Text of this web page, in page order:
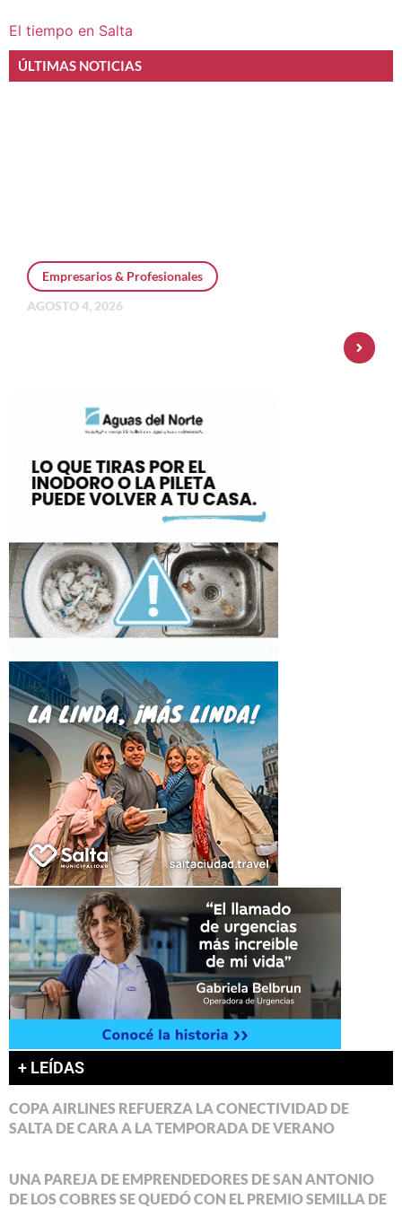
El tiempo en Salta
ÚLTIMAS NOTICIAS
Empresarios & Profesionales
AGOSTO 4, 2026
+ LEÍDAS
COPA AIRLINES REFUERZA LA CONECTIVIDAD DE
SALTA DE CARA A LA TEMPORADA DE VERANO
UNA PAREJA DE EMPRENDEDORES DE SAN ANTONIO
DE LOS COBRES SE QUEDÓ CON EL PREMIO SEMILLA DE